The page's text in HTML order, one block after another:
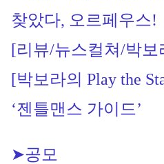
찾았다, 오르페우스!
[리뷰/뉴스컬쳐/박보
[박보라의 Play the
‘젠틀맨스 가이드’
➤공모